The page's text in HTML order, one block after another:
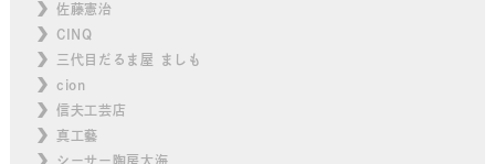
佐藤憲治
CINQ
三代目だるま屋 ましも
cion
信夫工芸店
真工藝
シーサー陶房大海